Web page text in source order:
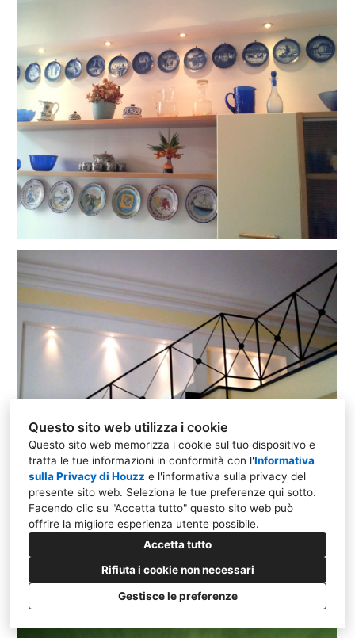
Questo sito web utilizza i cookie
Questo sito web memorizza i cookie sul tuo dispositivo e
tratta le tue informazioni in conformità con l'Informativa
sulla Privacy di Houzz e l'informativa sulla privacy del
presente sito web. Seleziona le tue preferenze qui sotto.
Facendo clic su "Accetta tutto" questo sito web può
offrire la migliore esperienza utente possibile.
Accetta tutto
Rifiuta i cookie non necessari
Gestisce le preferenze